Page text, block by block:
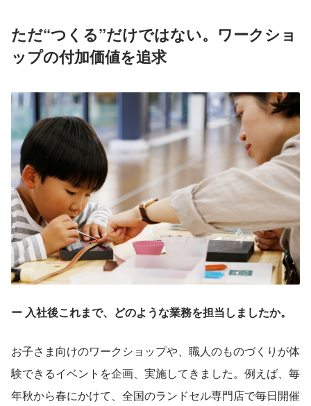
ただ“つくる”だけではない。ワークショ
ップの付加価値を追求
ー 入社後これまで、どのような業務を担当しましたか。
お子さま向けのワークショップや、職人のものづくりが体
験できるイベントを企画、実施してきました。例えば、毎
年秋から春にかけて、全国のランドセル専門店で毎日開催